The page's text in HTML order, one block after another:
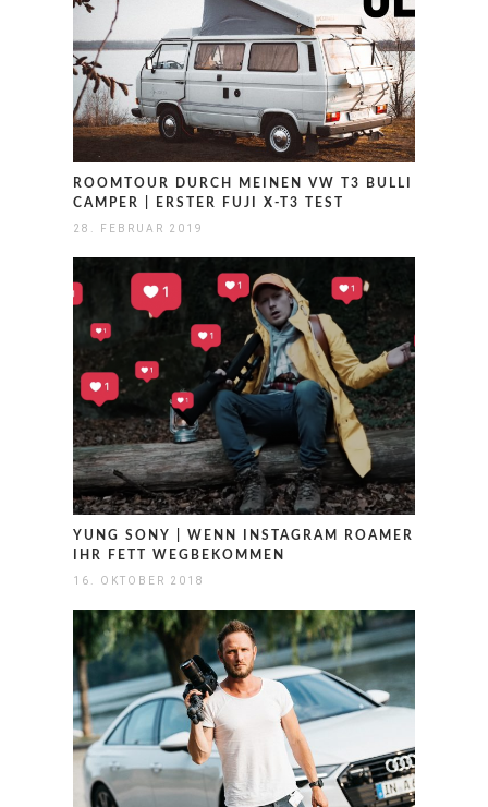
ROOMTOUR DURCH MEINEN VW T3 BULLI
CAMPER | ERSTER FUJI X-T3 TEST
28. FEBRUAR 2019
YUNG SONY | WENN INSTAGRAM ROAMER
IHR FETT WEGBEKOMMEN
16. OKTOBER 2018